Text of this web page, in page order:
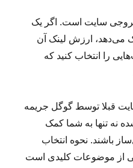
خروجی سایت است. اگر یک
می‌دهد، ارزش لینک آن
را انتخاب کنید که
قبلا توسط گوگل جریمه
نه تنها به شما کمک
باشند. نحوه انتخاب
از موضوعات کلیدی است